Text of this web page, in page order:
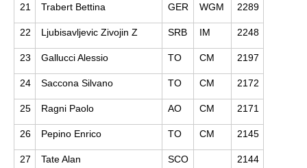
21 Trabert Bettina GER WGM 2289
22 Ljubisavljevic Zivojin Z SRB IM 2248
23 Gallucci Alessio TO CM 2197
24 Saccona Silvano TO CM 2172
25 Ragni Paolo AO CM 2171
26 Pepino Enrico TO CM 2145
27 Tate Alan SCO 2144